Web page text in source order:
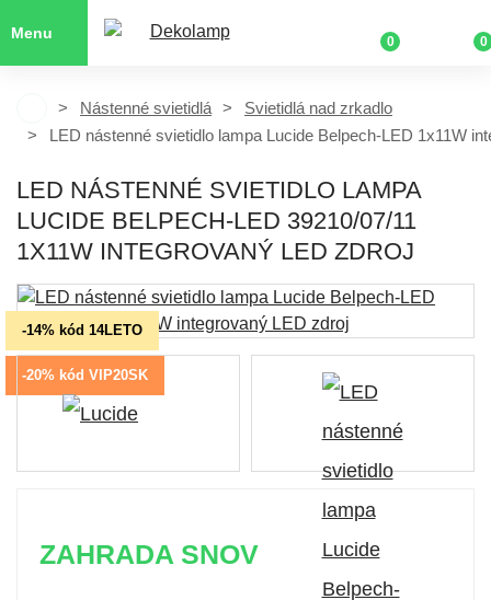
Menu
0 0
Nástenné svietidlá
Svietidlá nad zrkadlo
LED nástenné svietidlo lampa Lucide Belpech-LED 1x11W
LED NÁSTENNÉ SVIETIDLO LAMPA
LUCIDE BELPECH-LED 39210/07/11
1X11W INTEGROVANÝ LED ZDROJ
-14% kód 14LETO
-20% kód VIP20SK
ZAHRADA SNOV